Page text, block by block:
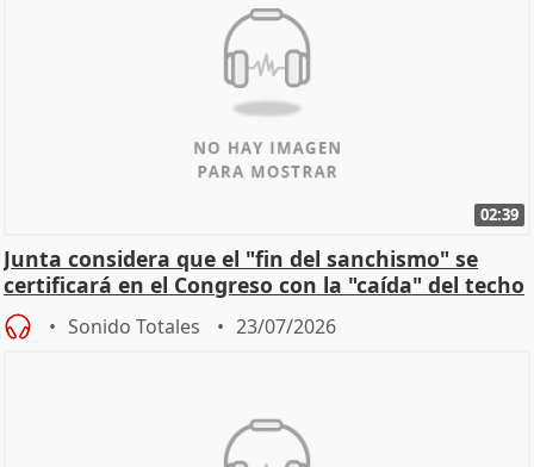
02:39
Junta considera que el "fin del sanchismo" se
certificará en el Congreso con la "caída" del techo
de
Sonido Totales 23/07/2026